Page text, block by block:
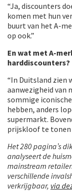
“Ja, discounters
komen met hun
buurt van het A-
op ook.”
En wat met A-
harddiscounters?
“In Duitsland zien
aanwezigheid van
sommige
hebben, anders
supermarkt.
prijskloof te tonen
Het 280 pagina’s
analyseert de
mainstream
verschillende
verkrijgbaar, via